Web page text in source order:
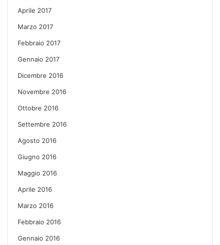
Aprile 2017
Marzo 2017
Febbraio 2017
Gennaio 2017
Dicembre 2016
Novembre 2016
Ottobre 2016
Settembre 2016
Agosto 2016
Giugno 2016
Maggio 2016
Aprile 2016
Marzo 2016
Febbraio 2016
Gennaio 2016